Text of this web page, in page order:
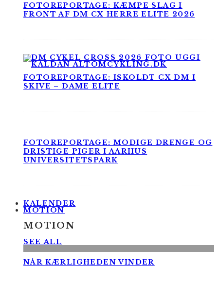
FOTOREPORTAGE: KÆMPE SLAG I
FRONT AF DM CX HERRE ELITE 2026
FOTOREPORTAGE: ISKOLDT CX DM I
SKIVE – DAME ELITE
FOTOREPORTAGE: MODIGE DRENGE OG
DRISTIGE PIGER I AARHUS
UNIVERSITETSPARK
KALENDER
MOTION
MOTION
SEE ALL
NÅR KÆRLIGHEDEN VINDER